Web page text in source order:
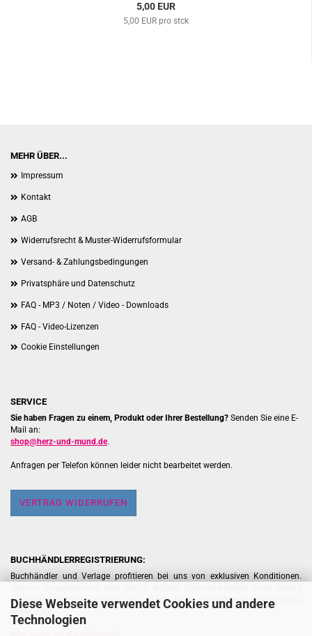
Diese Webseite verwendet Cookies und andere
Technologien
5,00 EUR
5,00 EUR pro stck
MEHR ÜBER...
Impressum
Kontakt
AGB
Widerrufsrecht & Muster-Widerrufsformular
Versand- & Zahlungsbedingungen
Privatsphäre und Datenschutz
FAQ - MP3 / Noten / Video - Downloads
FAQ - Video-Lizenzen
Cookie Einstellungen
SERVICE
Sie haben Fragen zu einem, Produkt oder Ihrer Bestellung? Senden Sie eine E-
Mail an:
shop@herz-und-mund.de.
Anfragen per Telefon können leider nicht bearbeitet werden.
VERTRAG WIDERRUFEN
BUCHHÄNDLERREGISTRIERUNG:
Buchhändler und Verlage profitieren bei uns von exklusiven Konditionen.
rabattierte Aktionsangebote, da diese einer gesonderten Preisstruktur